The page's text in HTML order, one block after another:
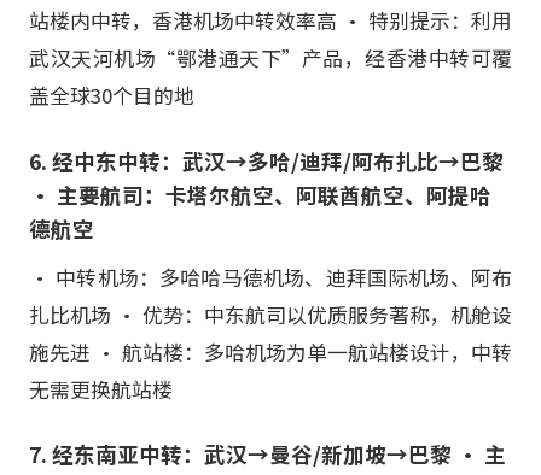
站楼内中转，香港机场中转效率高 • 特别提示：利用
武汉天河机场“鄂港通天下”产品，经香港中转可覆
盖全球30个目的地
6. 经中东中转：武汉→多哈/迪拜/阿布扎比→巴黎
• 主要航司：卡塔尔航空、阿联酋航空、阿提哈
德航空
• 中转机场：多哈哈马德机场、迪拜国际机场、阿布
扎比机场 • 优势：中东航司以优质服务著称，机舱设
施先进 • 航站楼：多哈机场为单一航站楼设计，中转
无需更换航站楼
7. 经东南亚中转：武汉→曼谷/新加坡→巴黎 • 主